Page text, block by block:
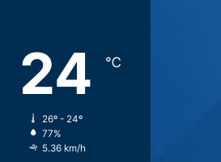
24 ℃
26º - 24º
77%
5.36 km/h